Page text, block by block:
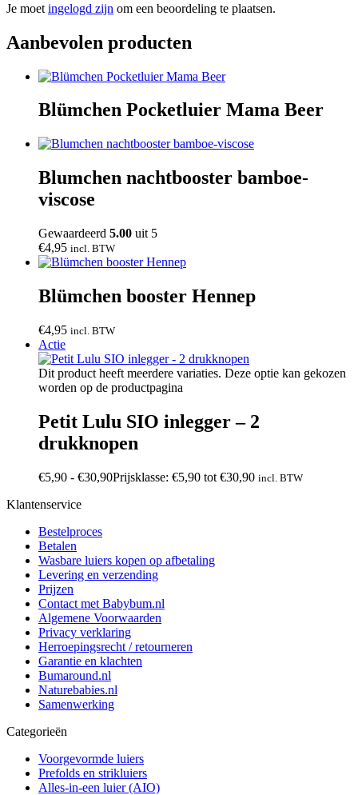
Je moet ingelogd zijn om een beoordeling te plaatsen.
Aanbevolen producten
Blümchen Pocketluier Mama Beer
Blumchen nachtbooster bamboe-
viscose
Gewaardeerd 5.00 uit 5
€4,95 incl. BTW
Blümchen booster Hennep
€4,95 incl. BTW
Actie
Dit product heeft meerdere variaties. Deze optie kan gekozen
worden op de productpagina
Petit Lulu SIO inlegger – 2
drukknopen
€5,90 - €30,90Prijsklasse: €5,90 tot €30,90 incl. BTW
Klantenservice
Bestelproces
Betalen
Wasbare luiers kopen op afbetaling
Levering en verzending
Prijzen
Contact met Babybum.nl
Algemene Voorwaarden
Privacy verklaring
Herroepingsrecht / retourneren
Garantie en klachten
Bumaround.nl
Naturebabies.nl
Samenwerking
Categorieën
Voorgevormde luiers
Prefolds en strikluiers
Alles-in-een luier (AIO)